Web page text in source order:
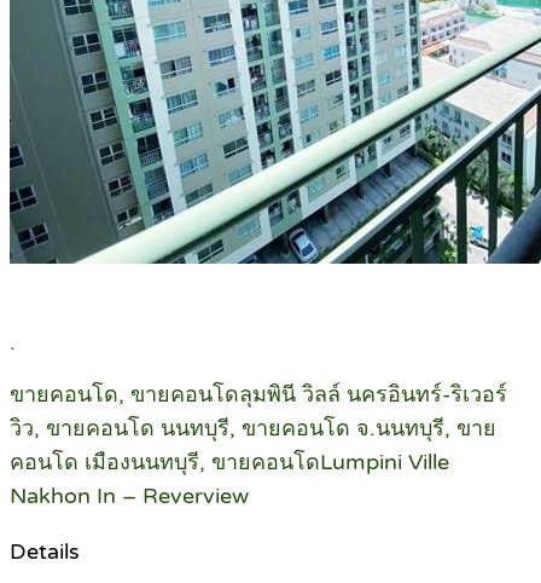
.
ขายคอนโด, ขายคอนโดลุมพินี วิลล์ นครอินทร์-ริเวอร์
วิว, ขายคอนโด นนทบุรี, ขายคอนโด จ.นนทบุรี, ขาย
คอนโด เมืองนนทบุรี, ขายคอนโดLumpini Ville
Nakhon In – Reverview
Details